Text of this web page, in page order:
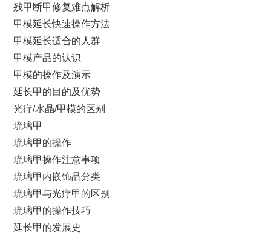
残甲断甲修复难点解析
甲模延长快速操作方法
甲模延长适合的人群
甲模产品的认识
甲模的操作及演示
延长甲的目的及优势
光疗/水晶/甲模的区别
琉璃甲
琉璃甲的操作
琉璃甲操作注意事项
琉璃甲内嵌饰品分类
琉璃甲与光疗甲的区别
琉璃甲的操作技巧
延长甲的发展史